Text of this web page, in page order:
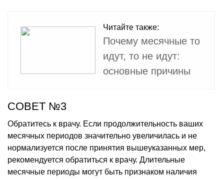
Читайте также:
Почему месячные то
идут, то не идут:
основные причины
СОВЕТ №3
Обратитесь к врачу. Если продолжительность ваших
месячных периодов значительно увеличилась и не
нормализуется после принятия вышеуказанных мер,
рекомендуется обратиться к врачу. Длительные
месячные периоды могут быть признаком наличия